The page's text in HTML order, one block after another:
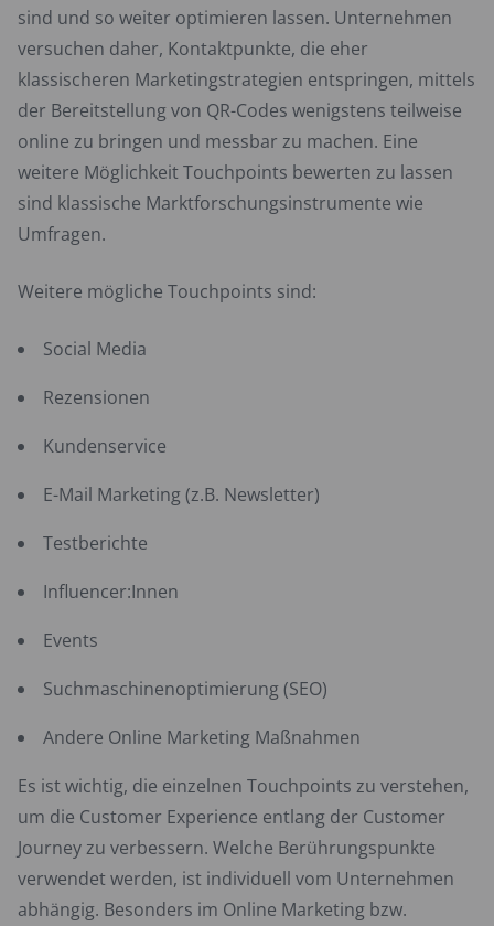
sind und so weiter optimieren lassen. Unternehmen
versuchen daher, Kontaktpunkte, die eher
klassischeren Marketingstrategien entspringen, mittels
der Bereitstellung von QR-Codes wenigstens teilweise
online zu bringen und messbar zu machen. Eine
weitere Möglichkeit Touchpoints bewerten zu lassen
sind klassische Marktforschungsinstrumente wie
Umfragen.
Weitere mögliche Touchpoints sind:
Social Media
Rezensionen
Kundenservice
E-Mail Marketing (z.B. Newsletter)
Testberichte
Influencer:Innen
Events
Suchmaschinenoptimierung (SEO)
Andere Online Marketing Maßnahmen
Es ist wichtig, die einzelnen Touchpoints zu verstehen,
um die Customer Experience entlang der Customer
Journey zu verbessern. Welche Berührungspunkte
verwendet werden, ist individuell vom Unternehmen
abhängig. Besonders im Online Marketing bzw.